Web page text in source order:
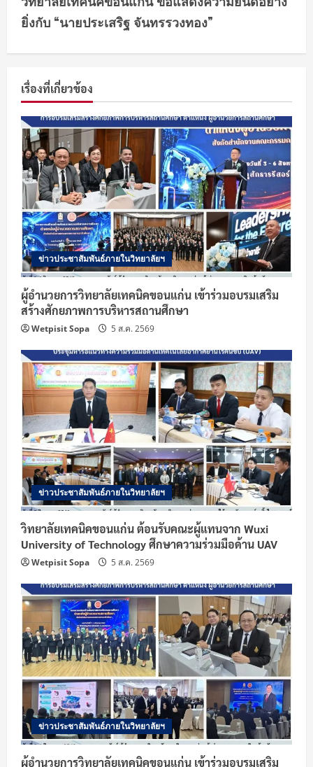
ยิ่งกับ “นายประเสริฐ จันทรรวงทอง”
เรื่องที่เกี่ยวข้อง
ข่าวประชาสัมพันธ์ภายในวิทยาลัยฯ
ผู้อำนวยการวิทยาลัยเทคนิคขอนแก่น เข้าร่วมอบรมเสริม
สร้างศักยภาพการบริหารสถานศึกษา
Wetpisit Sopa 5 ส.ค. 2569
ข่าวประชาสัมพันธ์ภายในวิทยาลัยฯ
วิทยาลัยเทคนิคขอนแก่น ต้อนรับคณะผู้แทนจาก Wuxi
University of Technology ศึกษาความร่วมมือด้าน UAV
Wetpisit Sopa 5 ส.ค. 2569
ข่าวประชาสัมพันธ์ภายในวิทยาลัยฯ
ผู้อำนวยการวิทยาลัยเทคนิคขอนแก่น เข้าร่วมอบรมเสริม